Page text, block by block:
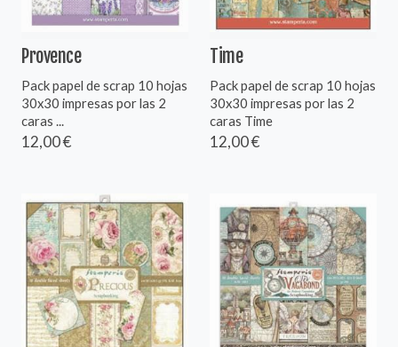
Provence
Pack papel de scrap 10 hojas
30x30 impresas por las 2
caras ...
12,00 €
Time
Pack papel de scrap 10 hojas
30x30 impresas por las 2
caras Time
12,00 €